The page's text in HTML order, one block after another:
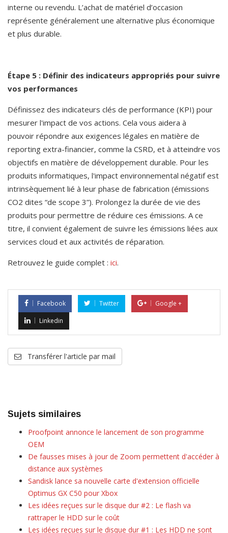
interne ou revendu. L’achat de matériel d’occasion
représente généralement une alternative plus économique
et plus durable.
Étape 5 : Définir des indicateurs appropriés pour suivre
vos performances
Définissez des indicateurs clés de performance (KPI) pour
mesurer l'impact de vos actions. Cela vous aidera à
pouvoir répondre aux exigences légales en matière de
reporting extra-financier, comme la CSRD, et à atteindre vos
objectifs en matière de développement durable. Pour les
produits informatiques, l'impact environnemental négatif est
intrinsèquement lié à leur phase de fabrication (émissions
CO2 dites “de scope 3”). Prolongez la durée de vie des
produits pour permettre de réduire ces émissions. A ce
titre, il convient également de suivre les émissions liées aux
services cloud et aux activités de réparation.
Retrouvez le guide complet : ici.
Facebook Twitter
Google +
Linkedin
Transférer l'article par mail
Sujets similaires
Proofpoint annonce le lancement de son programme
OEM
De fausses mises à jour de Zoom permettent d'accéder à
distance aux systèmes
Sandisk lance sa nouvelle carte d'extension officielle
Optimus GX C50 pour Xbox
Les idées reçues sur le disque dur #2 : Le flash va
rattraper le HDD sur le coût
Les idées reçues sur le disque dur #1 : Les HDD ne sont